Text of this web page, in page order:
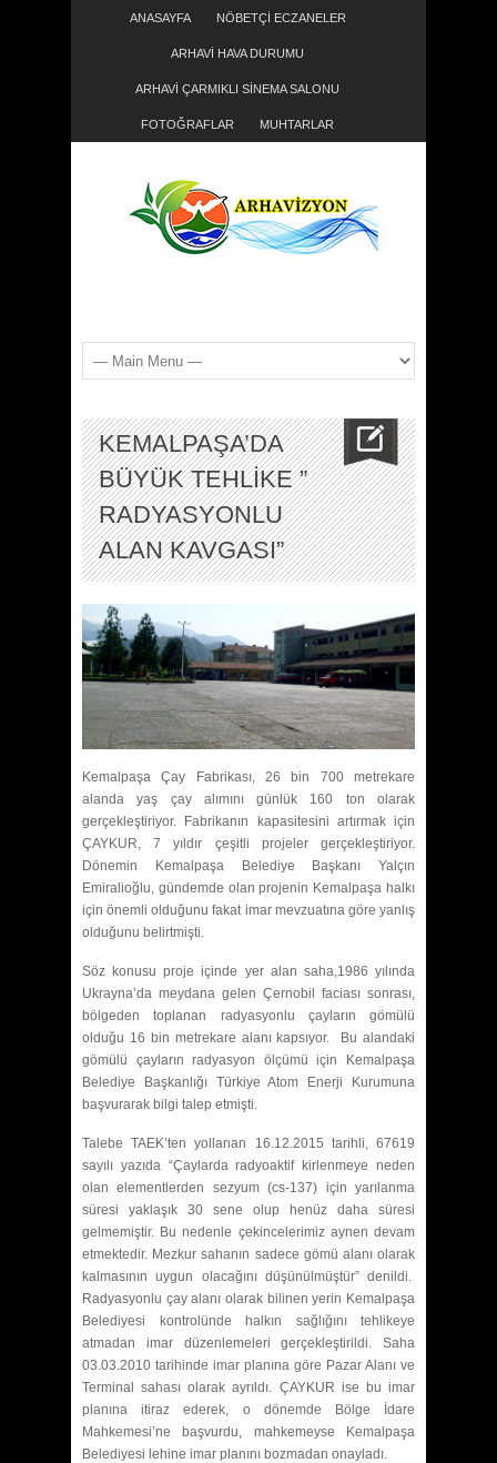
ANASAYFA NÖBETÇİ ECZANELER
ARHAVİ HAVA DURUMU
ARHAVİ ÇARMIKLI SİNEMA SALONU
FOTOĞRAFLAR MUHTARLAR
KEMALPAŞA’DA
BÜYÜK TEHLİKE ”
RADYASYONLU
ALAN KAVGASI”
Kemalpaşa Çay Fabrikası, 26 bin 700 metrekare
alanda yaş çay alımını günlük 160 ton olarak
gerçekleştiriyor. Fabrikanın kapasitesini artırmak için
ÇAYKUR, 7 yıldır çeşitli projeler gerçekleştiriyor.
Dönemin Kemalpaşa Belediye Başkanı Yalçın
Emiralioğlu, gündemde olan projenin Kemalpaşa halkı
için önemli olduğunu fakat imar mevzuatına göre yanlış
olduğunu belirtmişti.
Söz konusu proje içinde yer alan saha,1986 yılında
Ukrayna’da meydana gelen Çernobil faciası sonrası,
bölgeden toplanan radyasyonlu çayların gömülü
olduğu 16 bin metrekare alanı kapsıyor. Bu alandaki
gömülü çayların radyasyon ölçümü için Kemalpaşa
Belediye Başkanlığı Türkiye Atom Enerji Kurumuna
başvurarak bilgi talep etmişti.
Talebe TAEK’ten yollanan 16.12.2015 tarihli, 67619
sayılı yazıda “Çaylarda radyoaktif kirlenmeye neden
olan elementlerden sezyum (cs-137) için yarılanma
süresi yaklaşık 30 sene olup henüz daha süresi
gelmemiştir. Bu nedenle çekincelerimiz aynen devam
etmektedir. Mezkur sahanın sadece gömü alanı olarak
kalmasının uygun olacağını düşünülmüştür” denildi.
Radyasyonlu çay alanı olarak bilinen yerin Kemalpaşa
Belediyesi kontrolünde halkın sağlığını tehlikeye
atmadan imar düzenlemeleri gerçekleştirildi. Saha
03.03.2010 tarihinde imar planına göre Pazar Alanı ve
Terminal sahası olarak ayrıldı. ÇAYKUR ise bu imar
planına itiraz ederek, o dönemde Bölge İdare
Mahkemesi’ne başvurdu, mahkemeyse Kemalpaşa
Belediyesi lehine imar planını bozmadan onayladı.